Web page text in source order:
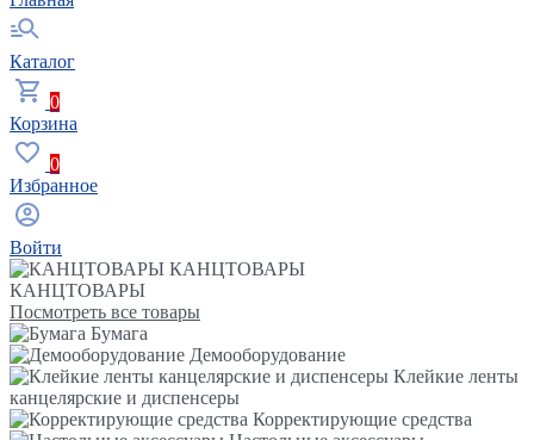
Каталог
0
Корзина
0
Избранное
Войти
КАНЦТОВАРЫ
КАНЦТОВАРЫ
Посмотреть все товары
Бумага
Демооборудование
Клейкие ленты
канцелярские и диспенсеры
Корректирующие средства